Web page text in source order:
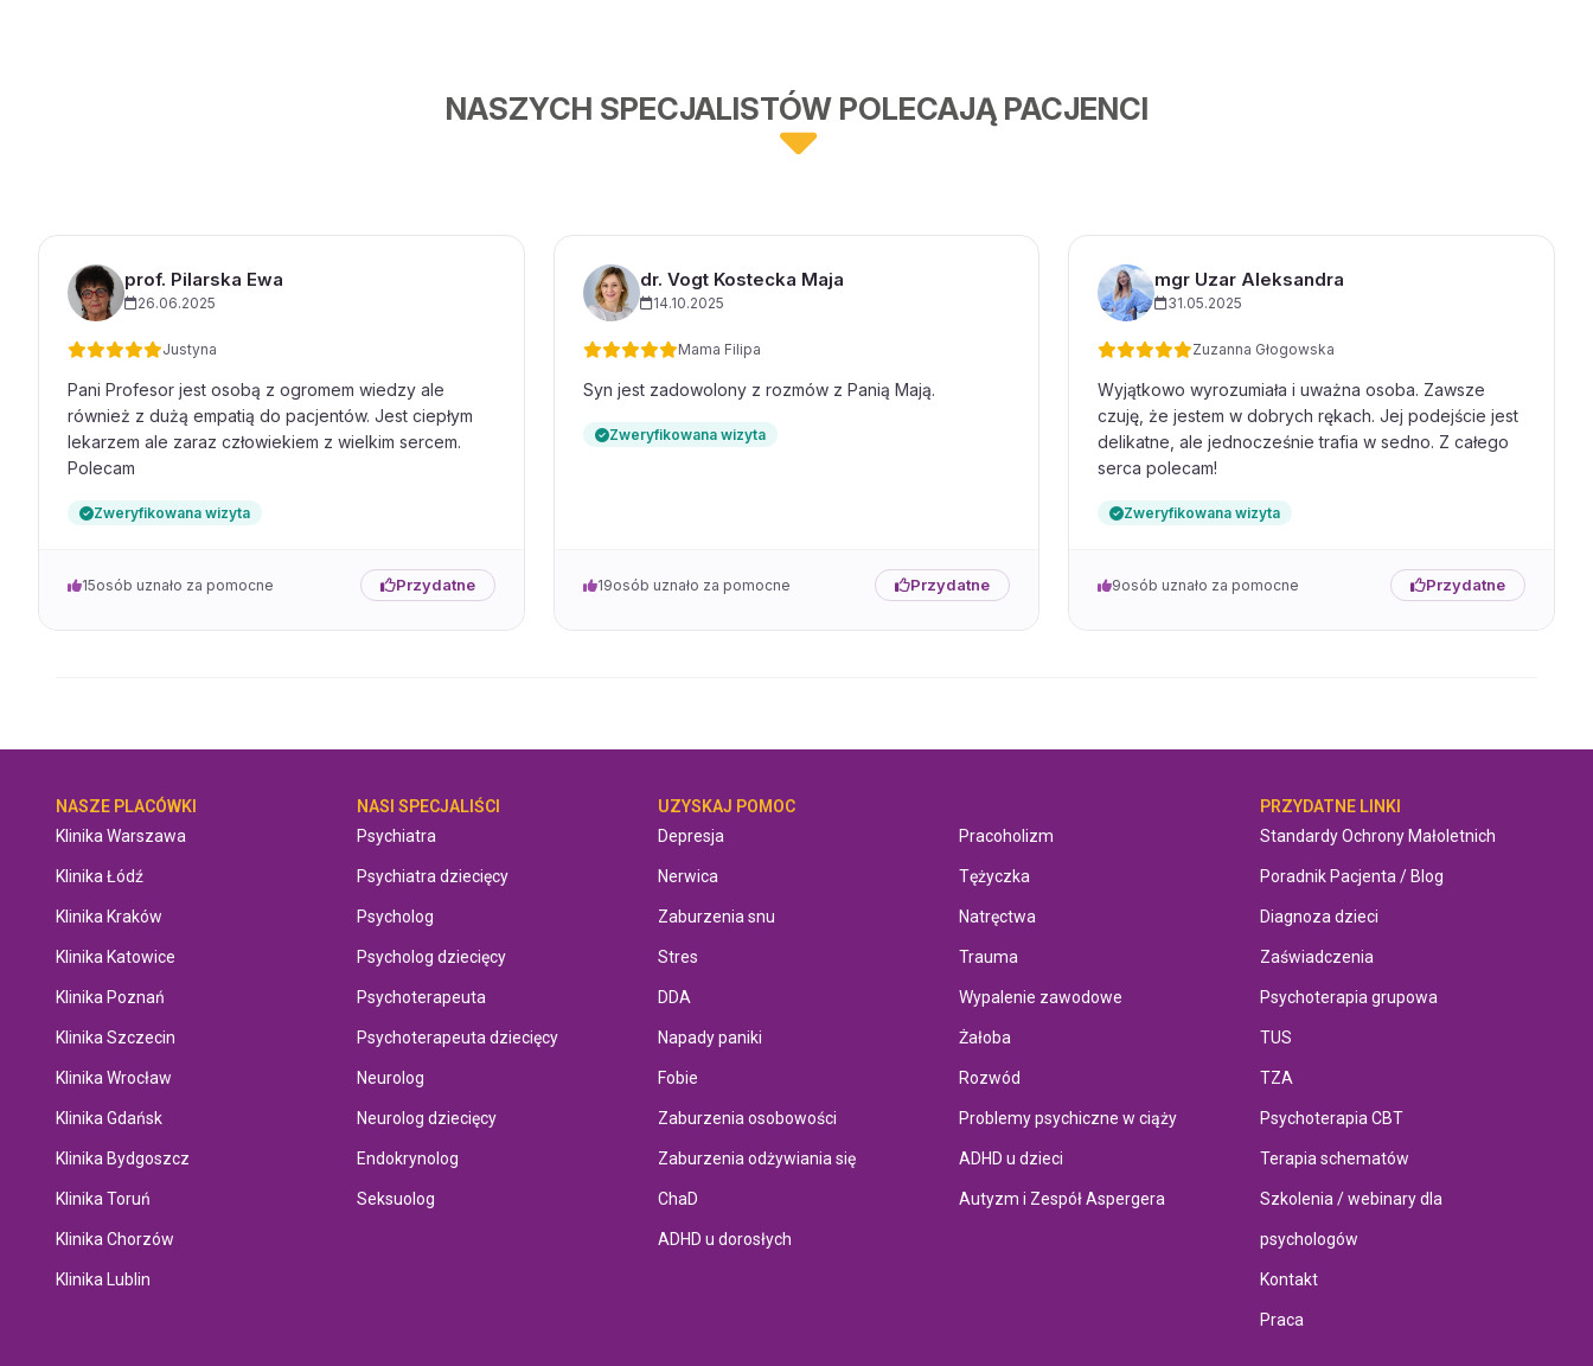
NASZYCH SPECJALISTÓW POLECAJĄ PACJENCI
prof. Pilarska Ewa
26.06.2025
Justyna
Pani Profesor jest osobą z ogromem wiedzy ale
również z dużą empatią do pacjentów. Jest ciepłym
lekarzem ale zaraz człowiekiem z wielkim sercem.
Polecam
Zweryfikowana wizyta
15osób uznało za pomocne Przydatne
dr. Vogt Kostecka Maja
14.10.2025
Mama Filipa
Syn jest zadowolony z rozmów z Panią Mają.
Zweryfikowana wizyta
19osób uznało za pomocne Przydatne
mgr Uzar Aleksandra
31.05.2025
Zuzanna Głogowska
Wyjątkowo wyrozumiała i uważna osoba. Zawsze
czuję, że jestem w dobrych rękach. Jej podejście jest
delikatne, ale jednocześnie trafia w sedno. Z całego
serca polecam!
Zweryfikowana wizyta
9osób uznało za pomocne Przydatne
NASZE PLACÓWKI
Klinika Warszawa
Klinika Łódź
Klinika Kraków
Klinika Katowice
Klinika Poznań
Klinika Szczecin
Klinika Wrocław
Klinika Gdańsk
Klinika Bydgoszcz
Klinika Toruń
Klinika Chorzów
Klinika Lublin
NASI SPECJALIŚCI
Psychiatra
Psychiatra dziecięcy
Psycholog
Psycholog dziecięcy
Psychoterapeuta
Psychoterapeuta dziecięcy
Neurolog
Neurolog dziecięcy
Endokrynolog
Seksuolog
UZYSKAJ POMOC
Depresja
Nerwica
Zaburzenia snu
Stres
DDA
Napady paniki
Fobie
Zaburzenia osobowości
Zaburzenia odżywiania się
ChaD
ADHD u dorosłych
Pracoholizm
Tężyczka
Natręctwa
Trauma
Wypalenie zawodowe
Żałoba
Rozwód
Problemy psychiczne w ciąży
ADHD u dzieci
Autyzm i Zespół Aspergera
PRZYDATNE LINKI
Standardy Ochrony Małoletnich
Poradnik Pacjenta / Blog
Diagnoza dzieci
Zaświadczenia
Psychoterapia grupowa
TUS
TZA
Psychoterapia CBT
Terapia schematów
Szkolenia / webinary dla
psychologów
Kontakt
Praca